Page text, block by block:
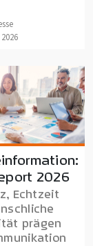
2026
Echtzeit
prägen